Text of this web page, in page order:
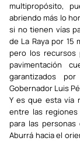
multipropósito,
abriendo más lo
si no tienen vías
de La Raya por 15
pero los recursos
pavimentación
garantizados
Gobernador Luis
Y es que esta vía
entre las
para las
Aburrá hacia el